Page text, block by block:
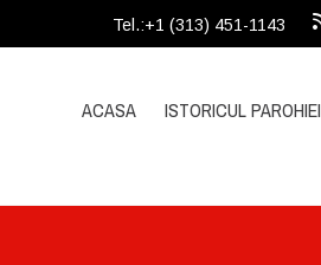
Tel.:+1 (313) 451-1143
ACASA ISTORICUL PAROHIEI